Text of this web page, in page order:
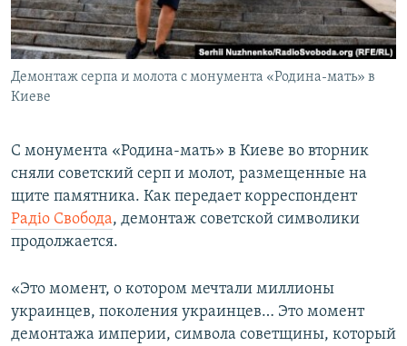
ПОБЕДИТЕЛЕЙ НЕ СУДЯТ?
КРЫМ.НЕПОКОРЕННЫЙ
ELIFBE
ПРИСОЕДИНЯЙТЕСЬ!
Демонтаж серпа и молота с монумента «Родина-мать» в
Киеве
С монумента «Родина-мать» в Киеве во вторник
сняли советский серп и молот, размещенные на
щите памятника. Как передает корреспондент
Радіо Свобода, демонтаж советской символики
продолжается.
«Это момент, о котором мечтали миллионы
украинцев, поколения украинцев… Это момент
демонтажа империи, символа советщины, который